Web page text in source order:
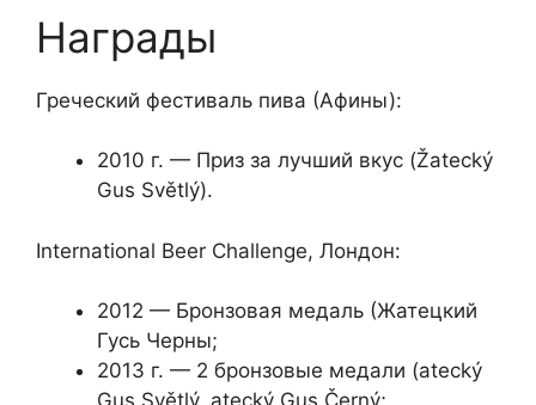
Награды
Греческий фестиваль пива (Афины):
2010 г. — Приз за лучший вкус (Žatecký
Gus Světlý).
International Beer Challenge, Лондон:
2012 — Бронзовая медаль (Жатецкий
Гусь Черны;
2013 г. — 2 бронзовые медали (atecký